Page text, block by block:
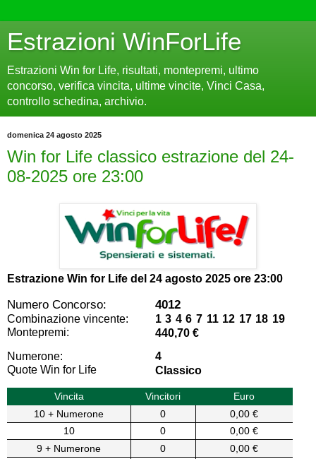
Estrazioni WinForLife
Estrazioni Win for Life, risultati, montepremi, ultimo
concorso, verifica vincita, ultime vincite, Vinci Casa,
controllo schedina, archivio.
domenica 24 agosto 2025
Win for Life classico estrazione del 24-
08-2025 ore 23:00
Estrazione Win for Life del 24 agosto 2025 ore 23:00
Numero Concorso: 4012
Combinazione vincente:
1 3 4 6 7 11 12 17 18 19
Montepremi:
440,70 €
Numerone:
4
Quote Win for Life
Classico
Vincita Vincitori
Euro
10 + Numerone
0
0,00 €
10
0
0,00 €
9 + Numerone
0
0,00 €